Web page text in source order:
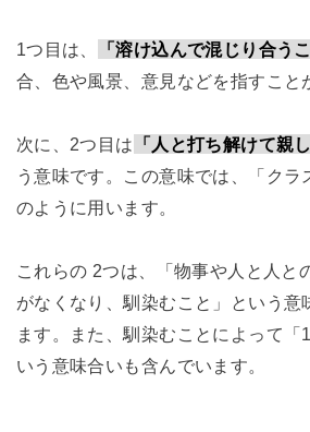
1つ目は、 「溶け込んで混じり合うこ
合、色や風景、意見などを指すこと
次に、2つ目は 「人と打ち解けて親
う意味です。この意味では、「クラ
のように用います。
これらの 2つは、「物事や人と人と
がなくなり、馴染むこと」という意
ます。また、馴染むことによって「
いう意味合いも含んでいます。